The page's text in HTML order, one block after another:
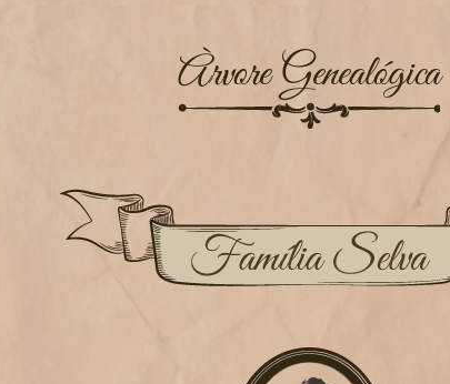
Àrvore Genealógica